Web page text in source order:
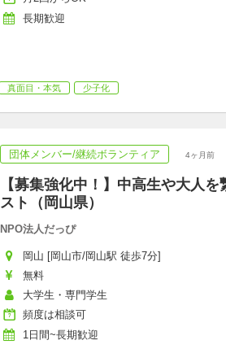
長期歓迎
真面目・本気 少子化
団体メンバー/継続ボランティア 4ヶ月前
【募集強化中！】中高生や大人
スト（岡山県）
NPO法人だっぴ
岡山 [岡山市/岡山駅 徒歩7分]
無料
大学生・専門学生
頻度は相談可
1日間~長期歓迎